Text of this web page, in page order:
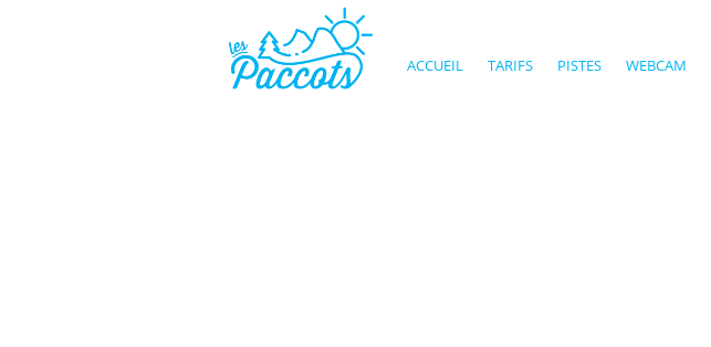
ACCUEIL TARIFS PISTES WEBCAM